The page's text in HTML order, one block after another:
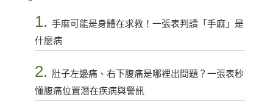
1. 手麻可能是身體在求救！一張表判讀「手麻」是
什麼病
2. 肚子左邊痛、右下腹痛是哪裡出問題？一張表秒
懂腹痛位置潛在疾病與警訊